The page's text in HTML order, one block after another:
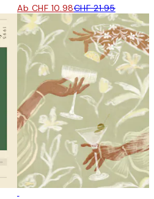
Ab CHF 10.98CHF 21.95